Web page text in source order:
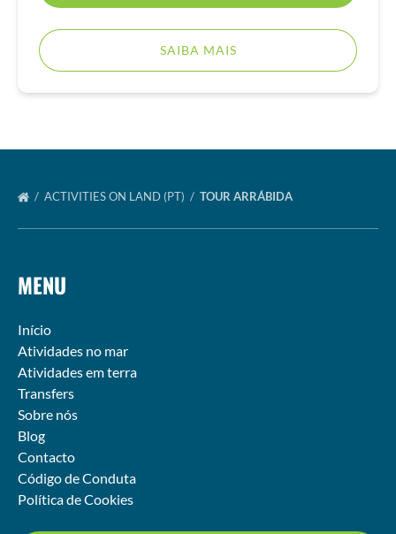
SAIBA MAIS
ACTIVITIES ON LAND (PT) TOUR ARRÁBIDA
MENU
Início
Atividades no mar
Atividades em terra
Transfers
Sobre nós
Blog
Contacto
Código de Conduta
Política de Cookies